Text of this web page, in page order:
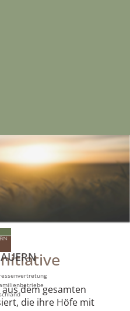
dem gesamten
die ihre Höfe mit